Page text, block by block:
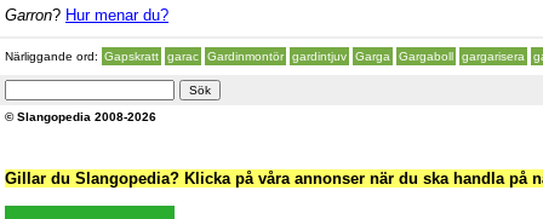
Garron? Hur menar du?
Närliggande ord: Gapskratt garac Gardinmontör gardintjuv Garga Gargaboll gargarisera
© Slangopedia 2008-2026
Gillar du Slangopedia? Klicka på våra annonser när du ska handla på